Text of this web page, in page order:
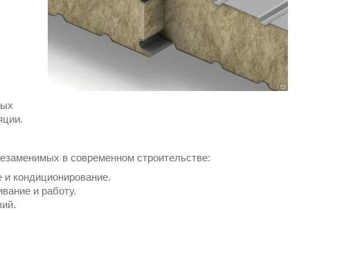
в современном строительстве:
кондиционирование.
и работу.